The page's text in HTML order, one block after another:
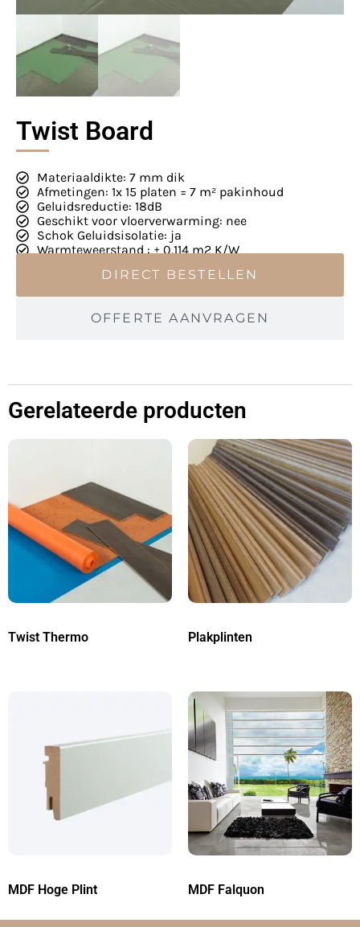
Twist Board
Materiaaldikte: 7 mm dik
Afmetingen: 1x 15 platen = 7 m² pakinhoud
Geluidsreductie: 18dB
Geschikt voor vloerverwarming: nee
Schok Geluidsisolatie: ja
Warmteweerstand : ± 0,114 m2 K/W
DIRECT BESTELLEN
OFFERTE AANVRAGEN
Gerelateerde producten
Twist Thermo Plakplinten
MDF Hoge Plint MDF Falquon